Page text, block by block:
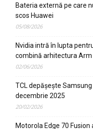
Bateria externă pe care
scos Huawei
05/08/2026
Nvidia intră în lupta
combină arhitectura Arm
02/06/2026
TCL depășește
decembrie 2025
20/02/2026
Motorola Edge 70